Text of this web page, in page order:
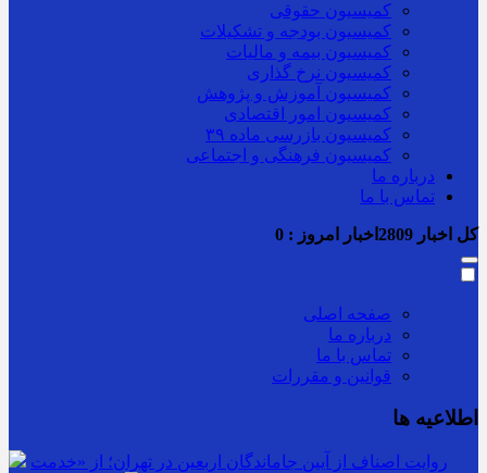
کمیسیون حقوقی
کمیسیون بودجه و تشکیلات
کمیسیون بیمه و مالیات
کمیسیون نرخ گذاری
کمیسیون آموزش و پژوهش
کمیسیون امور اقتصادی
کمیسیون بازرسی ماده ۳۹
کمیسیون فرهنگی و اجتماعی
درباره ما
تماس با ما
کل اخبار اخبار امروز : 0
صفحه اصلی
درباره ما
تماس با ما
قوانین و مقررات
اطلاعیه ها
روایت اصناف از آیین جاماندگان اربعین در تهران؛ از «خدمت